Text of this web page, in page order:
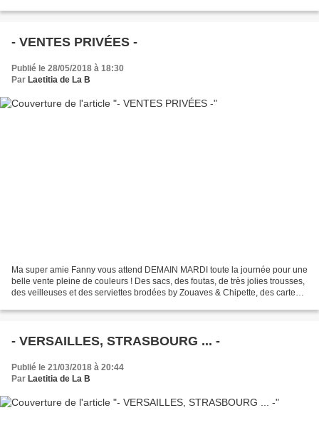
- VENTES PRIVÉES -
Publié le 28/05/2018 à 18:30
Par Laetitia de La B
Ma super amie Fanny vous attend DEMAIN MARDI toute la journée pour une
belle vente pleine de couleurs ! Des sacs, des foutas, de très jolies trousses,
des veilleuses et des serviettes brodées by Zouaves & Chipette, des cartes,
- VERSAILLES, STRASBOURG ... -
Publié le 21/03/2018 à 20:44
Par Laetitia de La B